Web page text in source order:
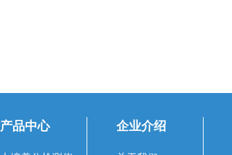
原理：撞击力、剪切力、摩擦力仪器机械处理
触摸屏、无线遥控远程遥控：标配无线遥控
产品中心 企业介绍